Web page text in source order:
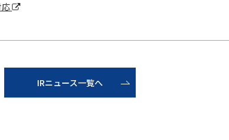
IRニュース一覧へ